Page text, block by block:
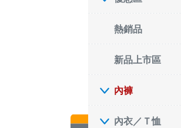
熱銷品
新品上市區
內褲
內衣／Ｔ恤